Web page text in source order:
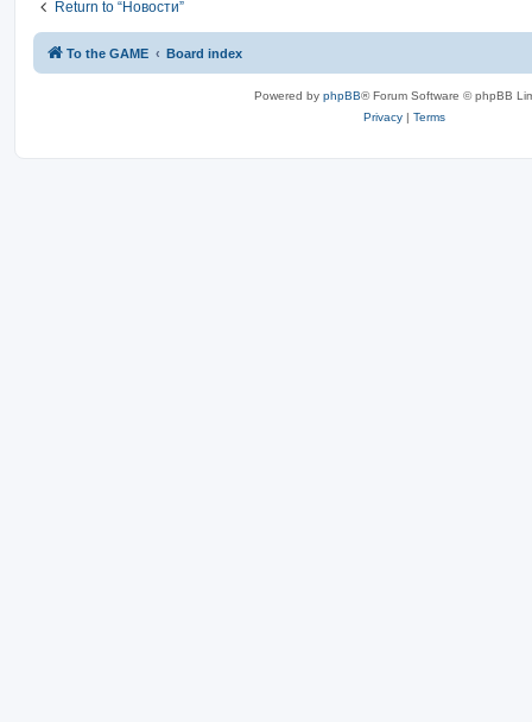
Return to “Новости”
To the GAME Board index
Powered by phpBB® Forum Software © phpBB
Privacy | Terms